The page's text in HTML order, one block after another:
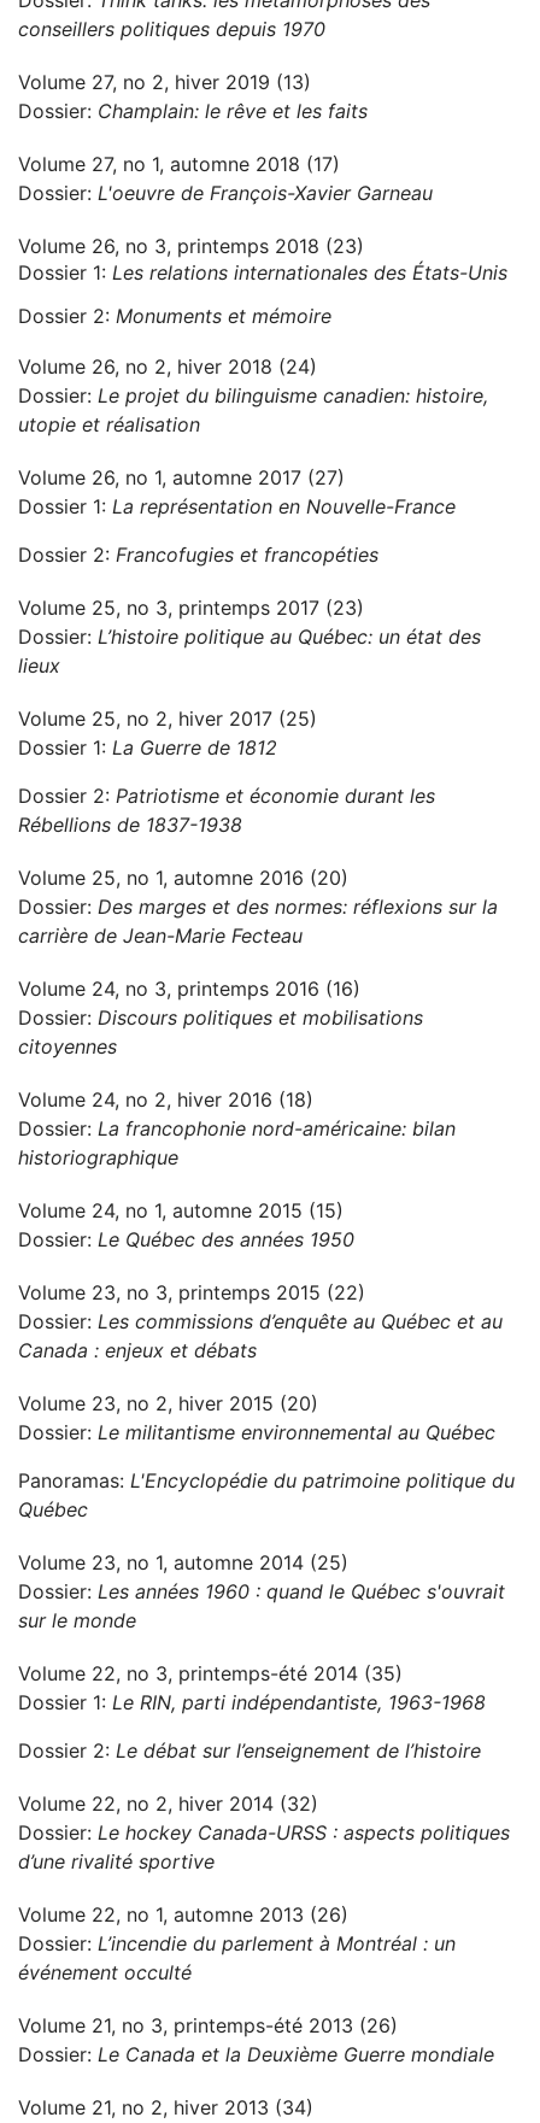
conseillers politiques depuis 1970
Volume 27, no 2, hiver 2019 (13)
Dossier: Champlain: le rêve et les faits
Volume 27, no 1, automne 2018 (17)
Dossier: L'oeuvre de François-Xavier Garneau
Volume 26, no 3, printemps 2018 (23)
Dossier 1: Les relations internationales des États-Unis
Dossier 2: Monuments et mémoire
Volume 26, no 2, hiver 2018 (24)
Dossier: Le projet du bilinguisme canadien: histoire,
utopie et réalisation
Volume 26, no 1, automne 2017 (27)
Dossier 1: La représentation en Nouvelle-France
Dossier 2: Francofugies et francopéties
Volume 25, no 3, printemps 2017 (23)
Dossier: L’histoire politique au Québec: un état des
lieux
Volume 25, no 2, hiver 2017 (25)
Dossier 1: La Guerre de 1812
Dossier 2: Patriotisme et économie durant les
Rébellions de 1837-1938
Volume 25, no 1, automne 2016 (20)
Dossier: Des marges et des normes: réflexions sur la
carrière de Jean-Marie Fecteau
Volume 24, no 3, printemps 2016 (16)
Dossier: Discours politiques et mobilisations
citoyennes
Volume 24, no 2, hiver 2016 (18)
Dossier: La francophonie nord-américaine: bilan
historiographique
Volume 24, no 1, automne 2015 (15)
Dossier: Le Québec des années 1950
Volume 23, no 3, printemps 2015 (22)
Dossier: Les commissions d’enquête au Québec et au
Canada : enjeux et débats
Volume 23, no 2, hiver 2015 (20)
Dossier: Le militantisme environnemental au Québec
Panoramas: L'Encyclopédie du patrimoine politique du
Québec
Volume 23, no 1, automne 2014 (25)
Dossier: Les années 1960 : quand le Québec s'ouvrait
sur le monde
Volume 22, no 3, printemps-été 2014 (35)
Dossier 1: Le RIN, parti indépendantiste, 1963-1968
Dossier 2: Le débat sur l’enseignement de l’histoire
Volume 22, no 2, hiver 2014 (32)
Dossier: Le hockey Canada-URSS : aspects politiques
d’une rivalité sportive
Volume 22, no 1, automne 2013 (26)
Dossier: L’incendie du parlement à Montréal : un
événement occulté
Volume 21, no 3, printemps-été 2013 (26)
Dossier: Le Canada et la Deuxième Guerre mondiale
Volume 21, no 2, hiver 2013 (34)